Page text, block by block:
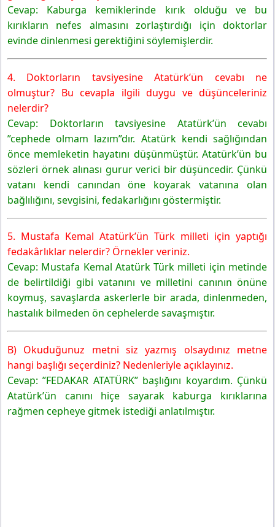
Cevap: Kaburga kemiklerinde kırık olduğu ve bu
kırıkların nefes almasını zorlaştırdığı için doktorlar
evinde dinlenmesi gerektiğini söylemişlerdir.
4. Doktorların tavsiyesine Atatürk’ün cevabı ne
olmuştur? Bu cevapla ilgili duygu ve düşünceleriniz
nelerdir?
Cevap: Doktorların tavsiyesine Atatürk’ün cevabı
”cephede olmam lazım”dır. Atatürk kendi sağlığından
önce memleketin hayatını düşünmüştür. Atatürk’ün bu
sözleri örnek alınası gurur verici bir düşüncedir. Çünkü
vatanı kendi canından öne koyarak vatanına olan
bağlılığını, sevgisini, fedakarlığını göstermiştir.
5. Mustafa Kemal Atatürk’ün Türk milleti için yaptığı
fedakârlıklar nelerdir? Örnekler veriniz.
Cevap: Mustafa Kemal Atatürk Türk milleti için metinde
de belirtildiği gibi vatanını ve milletini canının önüne
koymuş, savaşlarda askerlerle bir arada, dinlenmeden,
hastalık bilmeden ön cephelerde savaşmıştır.
B) Okuduğunuz metni siz yazmış olsaydınız metne
hangi başlığı seçerdiniz? Nedenleriyle açıklayınız.
Cevap: ”FEDAKAR ATATÜRK” başlığını koyardım. Çünkü
Atatürk’ün canını hiçe sayarak kaburga kırıklarına
rağmen cepheye gitmek istediği anlatılmıştır.